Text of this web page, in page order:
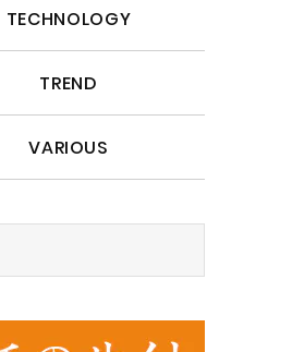
TECHNOLOGY
TREND
VARIOUS